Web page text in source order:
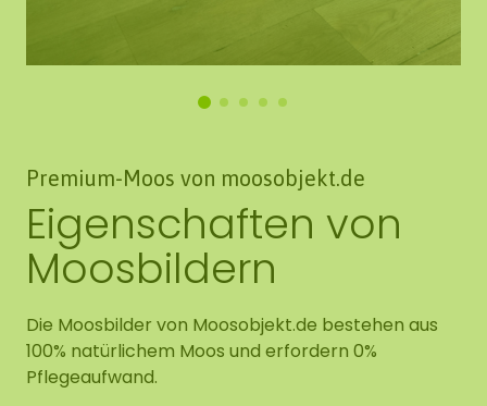
Premium-Moos von moosobjekt.de
Eigenschaften von
Moosbildern
Die Moosbilder von Moosobjekt.de bestehen aus
100% natürlichem Moos und erfordern 0%
Pflegeaufwand.